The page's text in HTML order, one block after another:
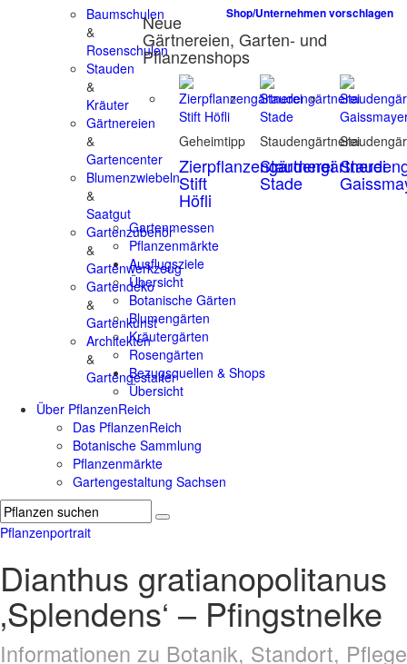
Baumschulen
&
Rosenschulen
Stauden
&
Kräuter
Gärtnereien
&
Gartencenter
Blumenzwiebeln
&
Saatgut
Gartenzubehör
&
Gartenwerkzeug
Gartendeko
&
Gartenkunst
Architekten
&
Gartengestalter
Shop/Unternehmen vorschlagen
Neue
Gärtnereien, Garten- und
Pflanzenshops
Geheimtipp
Zierpflanzengärtnerei
Stift
Höfli
Staudengärtnerei
Staudengärtnerei
Stade
Gartenmessen
Pflanzenmärkte
Ausflugsziele
Übersicht
Botanische Gärten
Blumengärten
Kräutergärten
Rosengärten
Bezugsquellen & Shops
Übersicht
Über PflanzenReich
Das PflanzenReich
Botanische Sammlung
Pflanzenmärkte
Gartengestaltung Sachsen
Pflanzenportrait
Dianthus gratianopolitanus
‚Splendens‘ – Pfingstnelke
Informationen zu Botanik, Standort, Pflege